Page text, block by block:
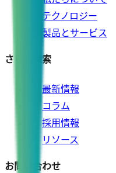
テクノロジー
製品とサービス
さらに探索
最新情報
コラム
採用情報
リソース
お問い合わせ